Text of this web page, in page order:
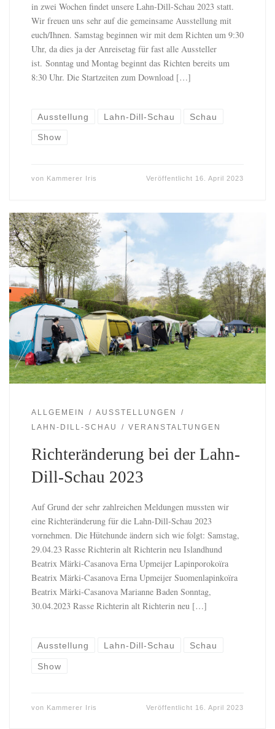
in zwei Wochen findet unsere Lahn-Dill-Schau 2023 statt.
Wir freuen uns sehr auf die gemeinsame Ausstellung mit
euch/Ihnen. Samstag beginnen wir mit dem Richten um 9:30
Uhr, da dies ja der Anreisetag für fast alle Aussteller
ist. Sonntag und Montag beginnt das Richten bereits um
8:30 Uhr. Die Startzeiten zum Download […]
Ausstellung Lahn-Dill-Schau Schau
Show
von Kammerer Iris Veröffentlicht 16. April 2023
ALLGEMEIN
AUSSTELLUNGEN
LAHN-DILL-SCHAU
VERANSTALTUNGEN
Richteränderung bei der Lahn-
Dill-Schau 2023
Auf Grund der sehr zahlreichen Meldungen mussten wir
eine Richteränderung für die Lahn-Dill-Schau 2023
vornehmen. Die Hütehunde ändern sich wie folgt: Samstag,
29.04.23 Rasse Richterin alt Richterin neu Islandhund
Beatrix Märki-Casanova Erna Upmeijer Lapinporokoïra
Beatrix Märki-Casanova Erna Upmeijer Suomenlapinkoïra
Beatrix Märki-Casanova Marianne Baden Sonntag,
30.04.2023 Rasse Richterin alt Richterin neu […]
Ausstellung Lahn-Dill-Schau Schau
Show
von Kammerer Iris Veröffentlicht 16. April 2023